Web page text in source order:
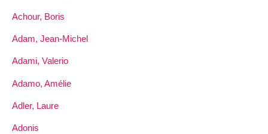
Achour, Boris
Adam, Jean-Michel
Adami, Valerio
Adamo, Amélie
Adler, Laure
Adonis